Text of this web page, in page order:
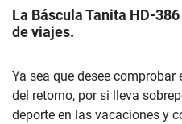
La Báscula Tanita HD-386
de viajes.
Ya sea que desee
del retorno, por si lleva
deporte en las vacaciones y